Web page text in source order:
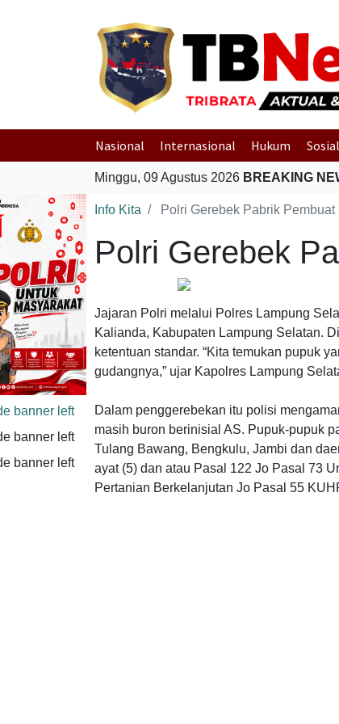
Nasional Internasional Hukum
Minggu, 09 Agustus 2026 BREAKING
Info Kita Polri Gerebek Pabrik
Polri Gerebek
Jajaran Polri melalui Polres Lampung
Kalianda, Kabupaten Lampung Selatan.
ketentuan standar. “Kita temukan pupuk
gudangnya,” ujar Kapolres Lampung
Dalam penggerebekan itu polisi
masih buron berinisial AS. Pupuk-pupuk
Tulang Bawang, Bengkulu, Jambi dan
ayat (5) dan atau Pasal 122 Jo Pasal 73
Pertanian Berkelanjutan Jo Pasal 55